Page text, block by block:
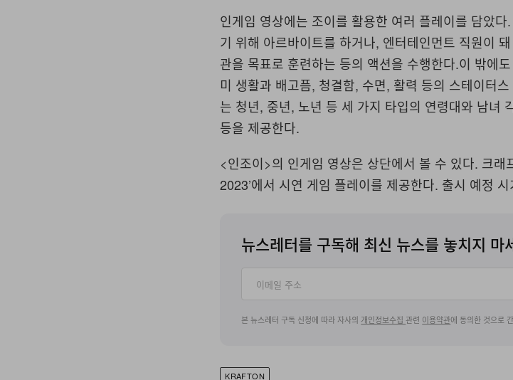
인게임 영상에는 조이를 활용한 여러 플레이를 담았
기 위해 아르바이트를 하거나, 엔터테인먼트 직원이
관을 목표로 훈련하는 등의 액션을 수행한다.이 밖에
미 생활과 배고픔, 청결함, 수면, 활력 등의 스테이터
는 청년, 중년, 노년 등 세 가지 타입의 연령대와 남녀
등을 제공한다.
<인조이>의 인게임 영상은 상단에서 볼 수 있다. 크래
2023’에서 시연 게임 플레이를 제공한다. 출시 예정
뉴스레터를 구독해 최신 뉴스를 놓치지 마
본 뉴스레터 구독 신청에 따라 자사의 개인정보수집관련 이용약관에 동의한 것으로
KRAFTON